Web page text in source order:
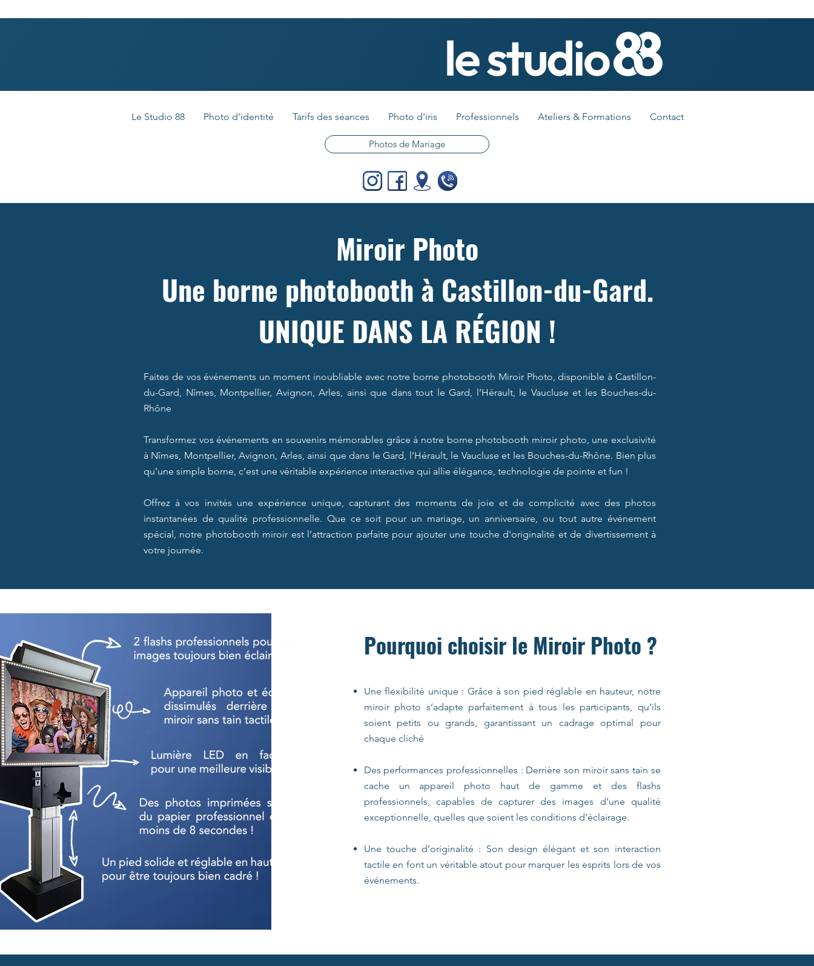
Le Studio 88 Photo d'identité Tarifs des séances Photo d'iris Professionnels Ateliers & Formations Contact
Photos de Mariage
Miroir Photo
Une borne photobooth à Castillon-du-Gard.
UNIQUE DANS LA RÉGION !
Faites de vos événements un moment inoubliable avec notre borne photobooth Miroir Photo, disponible à Castillon-
du-Gard, Nîmes, Montpellier, Avignon, Arles, ainsi que dans tout le Gard, l’Hérault, le Vaucluse et les Bouches-du-
Rhône
Transformez vos événements en souvenirs mémorables grâce à notre borne photobooth miroir photo, une exclusivité
à Nîmes, Montpellier, Avignon, Arles, ainsi que dans le Gard, l’Hérault, le Vaucluse et les Bouches-du-Rhône. Bien plus
qu’une simple borne, c’est une véritable expérience interactive qui allie élégance, technologie de pointe et fun !
Offrez à vos invités une expérience unique, capturant des moments de joie et de complicité avec des photos
instantanées de qualité professionnelle. Que ce soit pour un mariage, un anniversaire, ou tout autre événement
spécial, notre photobooth miroir est l’attraction parfaite pour ajouter une touche d'originalité et de divertissement à
votre journée.
Pourquoi choisir le Miroir Photo ?
Une flexibilité unique : Grâce à son pied réglable en hauteur, notre
miroir photo s’adapte parfaitement à tous les participants, qu’ils
soient petits ou grands, garantissant un cadrage optimal pour
chaque cliché
Des performances professionnelles : Derrière son miroir sans tain se
cache un appareil photo haut de gamme et des flashs
professionnels, capables de capturer des images d’une qualité
exceptionnelle, quelles que soient les conditions d’éclairage.
Une touche d’originalité : Son design élégant et son interaction
tactile en font un véritable atout pour marquer les esprits lors de vos
événements.